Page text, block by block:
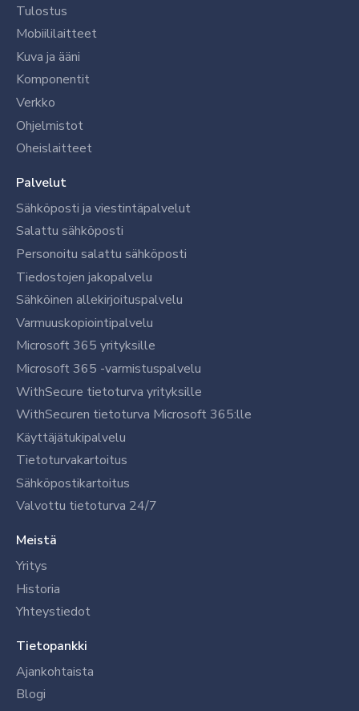
Tulostus
Mobiililaitteet
Kuva ja ääni
Komponentit
Verkko
Ohjelmistot
Oheislaitteet
Palvelut
Sähköposti ja viestintäpalvelut
Salattu sähköposti
Personoitu salattu sähköposti
Tiedostojen jakopalvelu
Sähköinen allekirjoituspalvelu
Varmuuskopiointipalvelu
Microsoft 365 yrityksille
Microsoft 365 -varmistuspalvelu
WithSecure tietoturva yrityksille
WithSecuren tietoturva Microsoft 365:lle
Käyttäjätukipalvelu
Tietoturvakartoitus
Sähköpostikartoitus
Valvottu tietoturva 24/7
Meistä
Yritys
Historia
Yhteystiedot
Tietopankki
Ajankohtaista
Blogi